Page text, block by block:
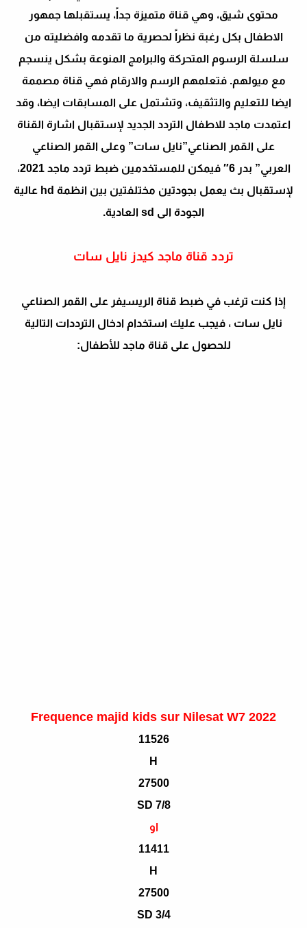
محتوى شيق، وهي قناة متميزة جداً، يستقبلها جمهور
الاطفال بكل رغبة نظراً لحصرية ما تقدمه وافضليته من
سلسلة الرسوم المتحركة والبرامج المنوعة بشكل ينسجم
مع ميولهم. فتعلمهم الرسم والارقام فهي قناة مصممة
ايضا للتعليم والتثقيف، وتشتمل على المسابقات ايضا، وقد
اعتمدت ماجد للاطفال التردد الجديد لإستقبال اشارة القناة
على القمر الصناعي”نايل سات” وعلى القمر الصناعي
العربي” بدر 6″ فيمكن للمستخدمين ضبط تردد ماجد 2021،
لإستقبال بث يعمل بجودتين مختلفتين بين انظمة hd عالية
الجودة الى sd العادية.
تردد قناة ماجد كيدز نايل سات
إذا كنت ترغب في ضبط قناة الريسيفر على القمر الصناعي
نايل سات ، فيجب عليك استخدام ادخال الترددات التالية
للحصول على قناة ماجد للأطفال:
Frequence majid kids sur Nilesat W7 2022
11526
H
27500
SD 7/8
او
11411
H
27500
SD 3/4